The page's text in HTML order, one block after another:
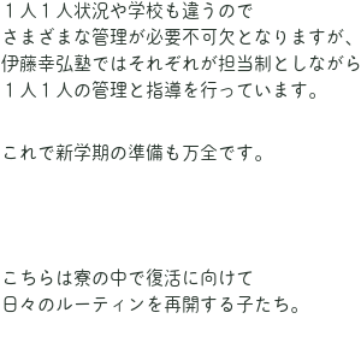
１人１人状況や学校も違うので
さまざまな管理が必要不可欠となりますが、
伊藤幸弘塾ではそれぞれが担当制としながら
１人１人の管理と指導を行っています。
これで新学期の準備も万全です。
こちらは寮の中で復活に向けて
日々のルーティンを再開する子たち。